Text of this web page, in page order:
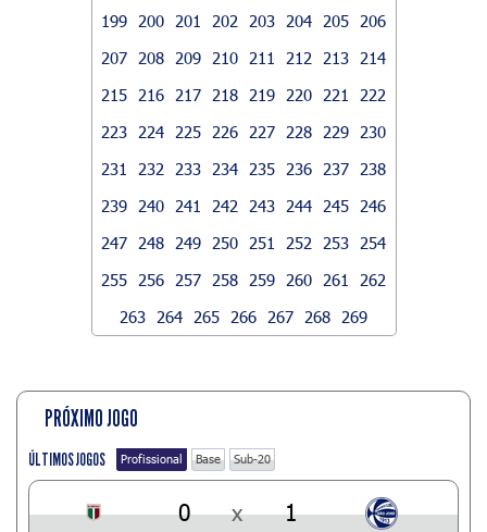
199
200 201 202 203 204 205
206
207
208 209 210 211 212 213
214
215
216 217 218 219 220 221
222
223
224 225 226 227 228 229
230
231
232 233 234 235 236 237
238
239
240 241 242 243 244 245
246
247
248 249 250 251 252 253
254
255
256 257 258 259 260 261
262
263
264 265 266 267 268 269
PRÓXIMO JOGO
ÚLTIMOS JOGOS Profissional Base Sub-20
0 x 1